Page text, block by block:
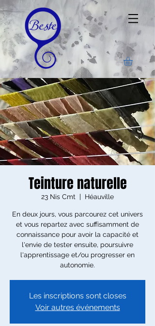
Teinture naturelle
23 Nis Cmt
  |
Héauville
En deux jours, vous parcourez cet univers
et vous repartez avec suffisamment de
connaissance pour avoir la capacité et
l'envie de tester ensuite, poursuivre
l'apprentissage et/ou progresser en
autonomie.
Les inscriptions sont closes
Voir autres événements